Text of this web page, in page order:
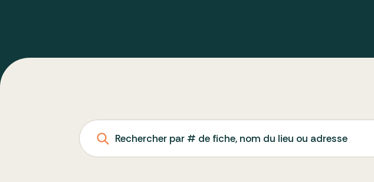
Rechercher par # de fiche, nom du lieu ou adresse